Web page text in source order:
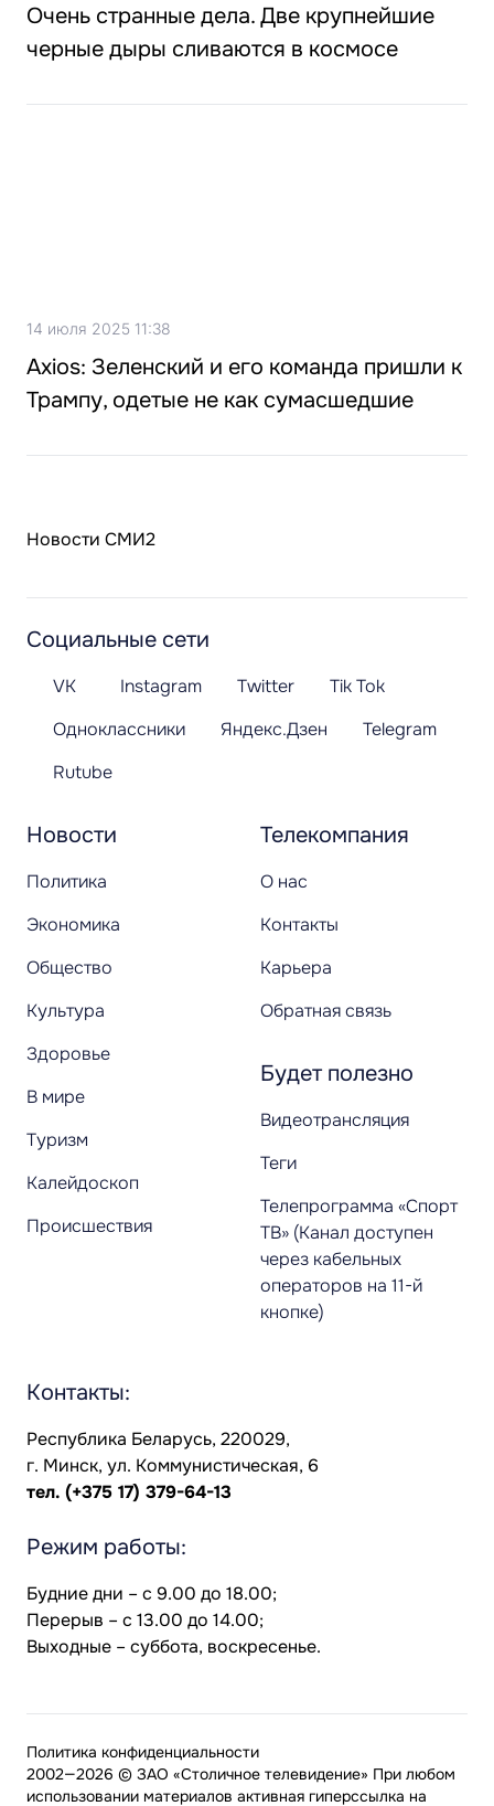
Очень странные дела. Две крупнейшие
черные дыры сливаются в космосе
14 июля 2025 11:38
Axios: Зеленский и его команда пришли к
Трампу, одетые не как сумасшедшие
Новости СМИ2
Новости
Политика
Экономика
Общество
Культура
Здоровье
В мире
Туризм
Калейдоскоп
Происшествия
Телекомпания
О нас
Контакты
Карьера
Обратная связь
Будет полезно
Видеотрансляция
Теги
Телепрограмма «Спорт
ТВ» (Канал доступен
через кабельных
операторов на 11-й
кнопке)
Социальные сети
VK Instagram Twitter
Tik Tok
Одноклассники
Яндекс.Дзен
Telegram
Rutube
Контакты:
Республика Беларусь, 220029,
г. Минск, ул. Коммунистическая, 6
тел. (+375 17) 379-64-13
Режим работы:
Будние дни – с 9.00 до 18.00;
Перерыв – с 13.00 до 14.00;
Выходные – суббота, воскресенье.
2002—2026 © ЗАО «Столичное телевидение» При любом
использовании материалов активная гиперссылка на
Политика конфиденциальности